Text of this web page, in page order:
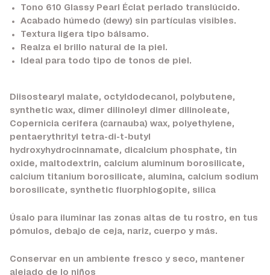
Tono 610 Glassy Pearl Éclat perlado translúcido.
Acabado húmedo (dewy) sin partículas visibles.
Textura ligera tipo bálsamo.
Realza el brillo natural de la piel.
Ideal para todo tipo de tonos de piel.
Diisostearyl malate, octyldodecanol, polybutene,
synthetic wax, dimer dilinoleyl dimer dilinoleate,
Copernicia cerifera (carnauba) wax, polyethylene,
pentaerythrityl tetra-di-t-butyl
hydroxyhydrocinnamate, dicalcium phosphate, tin
oxide, maltodextrin, calcium aluminum borosilicate,
calcium titanium borosilicate, alumina, calcium sodium
borosilicate, synthetic fluorphlogopite, silica
Úsalo para iluminar las zonas altas de tu rostro, en tus
pómulos, debajo de ceja, nariz, cuerpo y más.
Conservar en un ambiente fresco y seco, mantener
alejado de lo niños